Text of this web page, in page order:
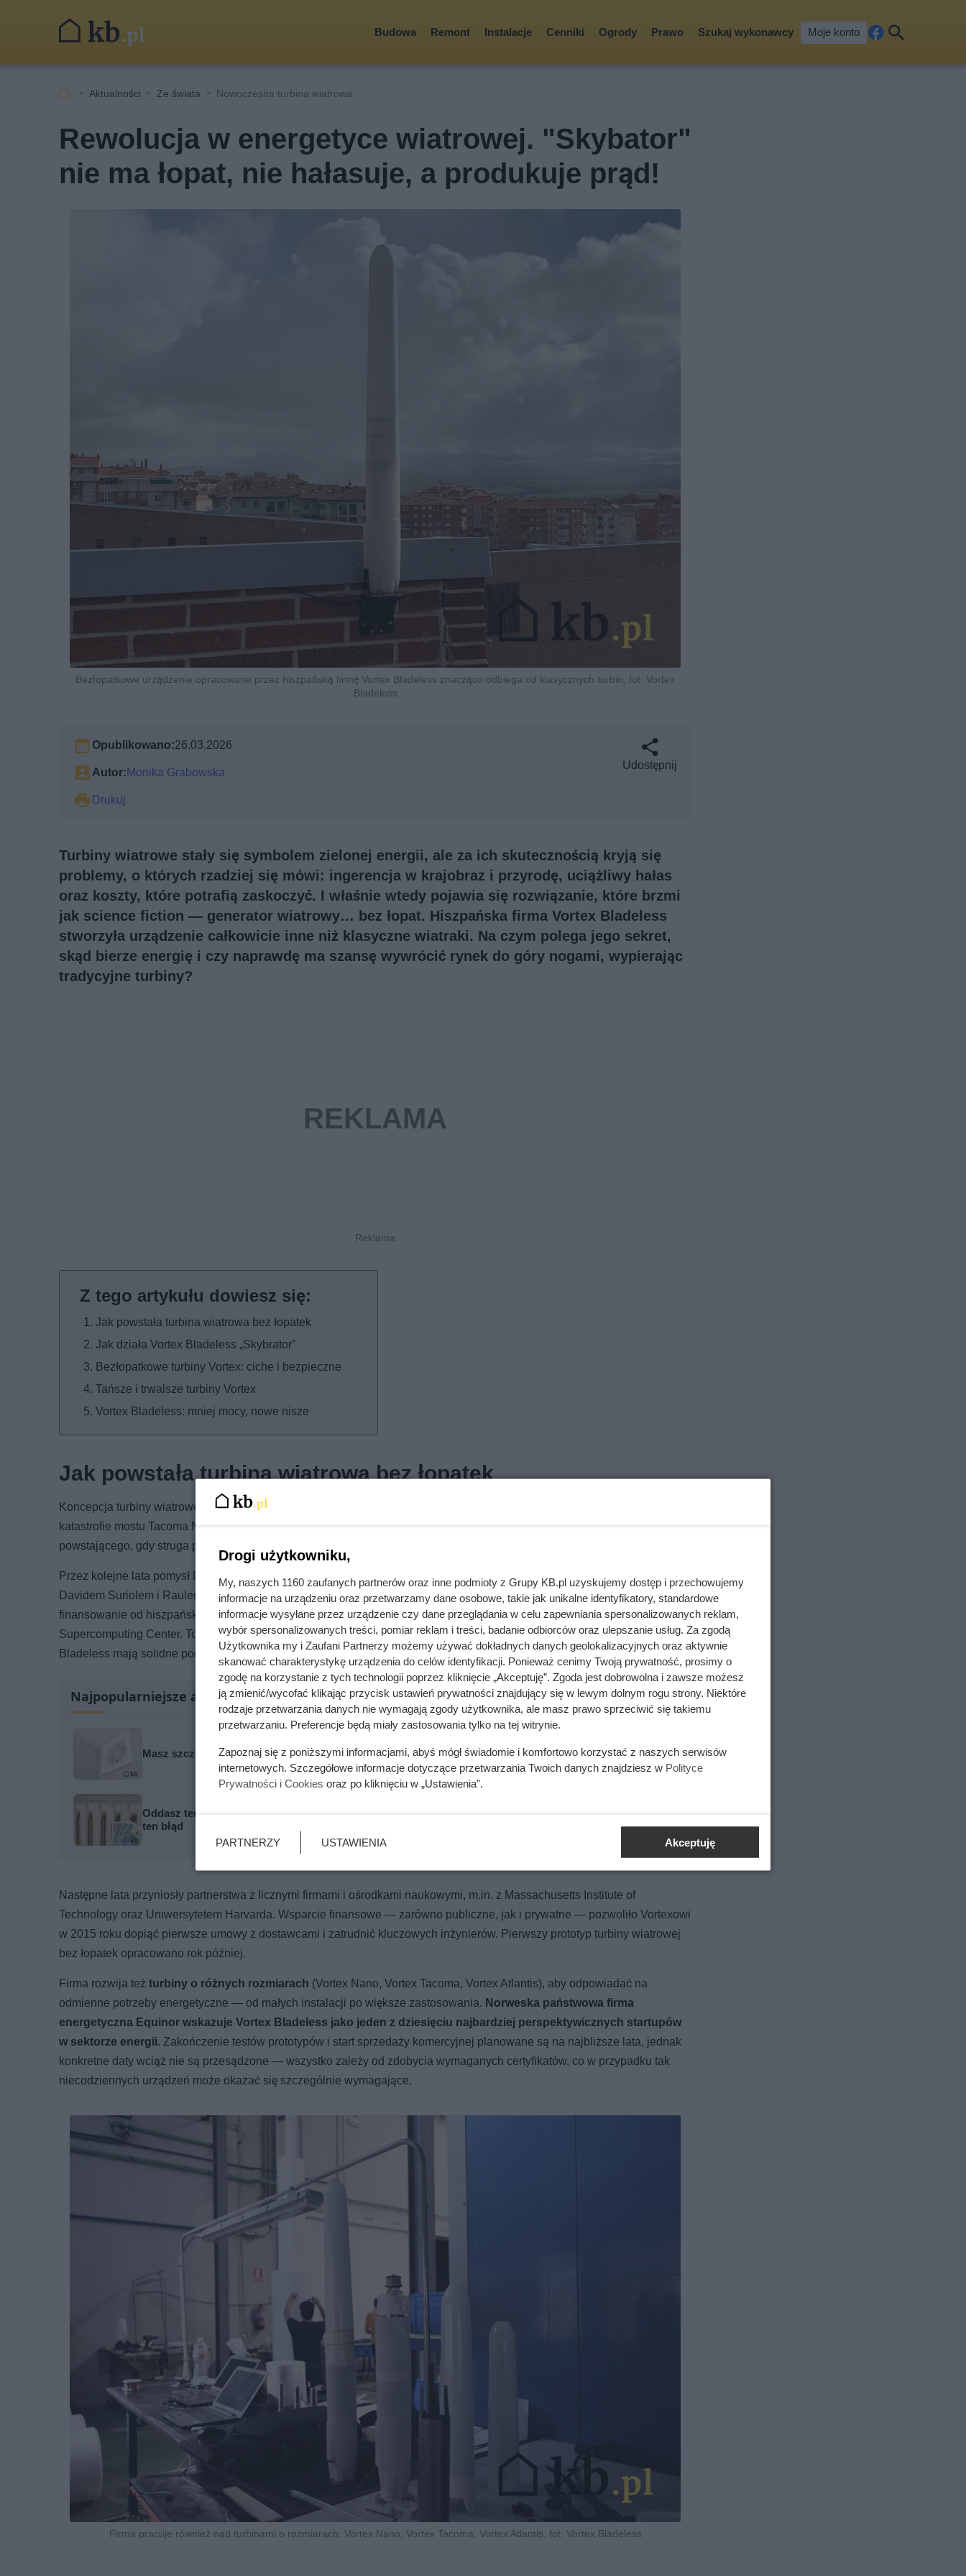
Budowa Remont Instalacje Cenniki Ogrody Prawo Szukaj wykonawcy Moje konto
cebkaj
Aktualności Ze świata Nowoczesna turbina wiatrowa
Rewolucja w energetyce wiatrowej. "Skybator"
nie ma łopat, nie hałasuje, a produkuje prąd!
Bezłopatkowe urządzenie opracowane przez hiszpańską firmę Vortex Bladeless znacząco odbiega od klasycznych turbin, fot. Vortex
Bladeless
Opublikowano:26.03.2026
Autor:Monika Grabowska
Drukuj
Udostępnij
Turbiny wiatrowe stały się symbolem zielonej energii, ale za ich skutecznością kryją się
problemy, o których rzadziej się mówi: ingerencja w krajobraz i przyrodę, uciążliwy hałas
oraz koszty, które potrafią zaskoczyć. I właśnie wtedy pojawia się rozwiązanie, które brzmi
jak science fiction — generator wiatrowy… bez łopat. Hiszpańska firma Vortex Bladeless
stworzyła urządzenie całkowicie inne niż klasyczne wiatraki. Na czym polega jego sekret,
skąd bierze energię i czy naprawdę ma szansę wywrócić rynek do góry nogami, wypierając
tradycyjne turbiny?
Jak powstała turbina wiatrowa bez łopatek
Jak działa Vortex Bladeless „Skybrator”
Bezłopatkowe turbiny Vortex: ciche i bezpieczne
Tańsze i trwalsze turbiny Vortex
Vortex Bladeless: mniej mocy, nowe nisze
Jak powstała turbina wiatrowa bez łopatek
Koncepcja turbiny wiatrowej pozbawionej łopat pojawiła się już w 2002 roku. Wtedy David Yáñez, zainspirowany filmem o
katastrofie mostu Tacoma Narrows z 1940 roku, zwrócił uwagę na potencjał energetyczny wirów von Kármána — zjawiska
powstającego, gdy struga powietrza lub cieczy trafia na przeszkodę i zaczyna rytmicznie „tańczyć” wokół niej.
Przez kolejne lata pomysł Davida Yáñeza funkcjonował głównie jako koncepcja. Przełom nastąpił w 2012 roku, gdy wraz z
Davidem Suriolem i Raulem Martínem powołał do życia firmę. Dwa lata później — w 2014 roku — Vortex zdobył
finansowanie od hiszpańskiego Centrum Rozwoju Technologii Przemysłowych oraz rozpoczął współpracę z Barceloną
Supercomputing Center. To właśnie dzięki pogłębionym analizom i symulacjom udało się potwierdzić, że założenia Vortex
Bladeless mają solidne podstawy.
Najpopularniejsze artykuły
Masz szczelne okna? To właśnie dlatego wentylacja może przestać działać
Oddasz ten ciężki klamot na złom za 80 zł, a w sieci zapłacą za niego tysiące. Polacy masowo popełniają
ten błąd
Następne lata przyniosły partnerstwa z licznymi firmami i ośrodkami naukowymi, m.in. z Massachusetts Institute of
Technology oraz Uniwersytetem Harvarda. Wsparcie finansowe — zarówno publiczne, jak i prywatne — pozwoliło Vortexowi
w 2015 roku dopiąć pierwsze umowy z dostawcami i zatrudnić kluczowych inżynierów. Pierwszy prototyp turbiny wiatrowej
bez łopatek opracowano rok później.
Firma rozwija też turbiny o różnych rozmiarach (Vortex Nano, Vortex Tacoma, Vortex Atlantis), aby odpowiadać na
odmienne potrzeby energetyczne — od małych instalacji po większe zastosowania. Norweska państwowa firma
energetyczna Equinor wskazuje Vortex Bladeless jako jeden z dziesięciu najbardziej perspektywicznych startupów
w sektorze energii. Zakończenie testów prototypów i start sprzedaży komercyjnej planowane są na najbliższe lata, jednak
konkretne daty wciąż nie są przesądzone — wszystko zależy od zdobycia wymaganych certyfikatów, co w przypadku tak
niecodziennych urządzeń może okazać się szczególnie wymagające.
Firma pracuje również nad turbinami o rozmiarach: Vortex Nano, Vortex Tacoma, Vortex Atlantis, fot. Vortex Bladeless
Drogi użytkowniku,
My, naszych 1160 zaufanych partnerów oraz inne podmioty z Grupy KB.pl uzyskujemy dostęp i przechowujemy
informacje na urządzeniu oraz przetwarzamy dane osobowe, takie jak unikalne identyfikatory, standardowe
informacje wysyłane przez urządzenie czy dane przeglądania w celu zapewniania spersonalizowanych reklam,
wybór spersonalizowanych treści, pomiar reklam i treści, badanie odbiorców oraz ulepszanie usług. Za zgodą
Użytkownika my i Zaufani Partnerzy możemy używać dokładnych danych geolokalizacyjnych oraz aktywnie
skanować charakterystykę urządzenia do celów identyfikacji. Ponieważ cenimy Twoją prywatność, prosimy o
zgodę na korzystanie z tych technologii poprzez kliknięcie „Akceptuję”. Zgoda jest dobrowolna i zawsze możesz
ją zmienić/wycofać klikając przycisk ustawień prywatności znajdujący się w lewym dolnym rogu strony. Niektóre
rodzaje przetwarzania danych nie wymagają zgody użytkownika, ale masz prawo sprzeciwić się takiemu
przetwarzaniu. Preferencje będą miały zastosowania tylko na tej witrynie.
Zapoznaj się z poniższymi informacjami, abyś mógł świadomie i komfortowo korzystać z naszych serwisów
internetowych. Szczegółowe informacje dotyczące przetwarzania Twoich danych znajdziesz w Polityce
Prywatności i Cookies oraz po kliknięciu w „Ustawienia”.
PARTNERZY USTAWIENIA Akceptuję